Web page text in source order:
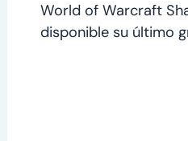
World of Warcraft
disponible su último